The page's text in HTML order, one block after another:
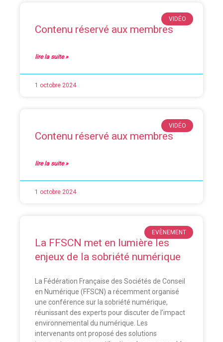
VIDÉO
Contenu réservé aux membres
lire la suite »
1 octobre 2024
VIDÉO
Contenu réservé aux membres
lire la suite »
1 octobre 2024
EVÈNEMENT
La FFSCN met en lumière les
enjeux de la sobriété numérique
La Fédération Française des Sociétés de Conseil
en Numérique (FFSCN) a récemment organisé
une conférence sur la sobriété numérique,
réunissant des experts pour discuter de l’impact
environnemental du numérique. Les
intervenants ont proposé des solutions